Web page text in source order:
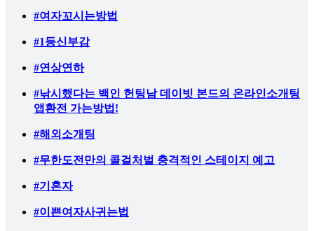
#여자꼬시는방법
#1등신부감
#연상연하
#낚시했다는 백인 헌팅남 데이빗 본드의 온라인소개팅
앱환전 가는방법!
#해외소개팅
#무한도전만의 콜걸처벌 충격적인 스테이지 예고
#기혼자
#이쁜여자사귀는법